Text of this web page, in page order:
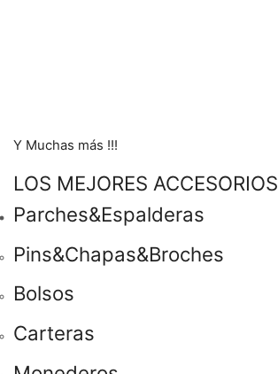
Y Muchas más !!!
LOS MEJORES ACCESORIOS
Parches&Espalderas
Pins&Chapas&Broches
Bolsos
Carteras